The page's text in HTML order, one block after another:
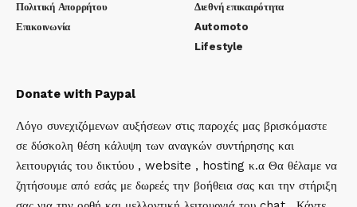
Πολιτική Απορρήτου
Επικοινωνία
Διεθνή επικαιρότητα
Automoto
Lifestyle
Donate with Paypal
Λόγο συνεχιζόμενων αυξήσεων στις παροχές μας βρισκόμαστε
σε δύσκολη θέση κάλυψη των αναγκών συντήρησης και
λειτουργιάς του δικτύου , website , hosting κ.α Θα θέλαμε να
ζητήσουμε από εσάς με δωρεές την βοήθεια σας και την στήριξη